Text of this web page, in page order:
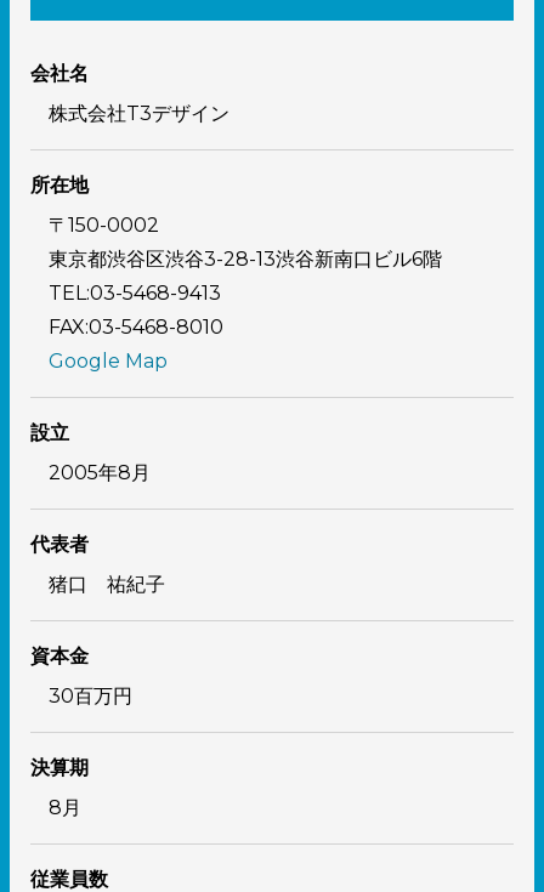
会社名
株式会社T3デザイン
所在地
〒150-0002
東京都渋谷区渋谷3-28-13渋谷新南口ビル6階
TEL:03-5468-9413
FAX:03-5468-8010
Google Map
設立
2005年8月
代表者
猪口 祐紀子
資本金
30百万円
決算期
8月
従業員数